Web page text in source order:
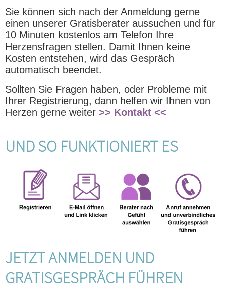
Sie können sich nach der Anmeldung gerne
einen unserer Gratisberater aussuchen und für
10 Minuten kostenlos am Telefon Ihre
Herzensfragen stellen. Damit Ihnen keine
Kosten entstehen, wird das Gespräch
automatisch beendet.
Sollten Sie Fragen haben, oder Probleme mit
Ihrer Registrierung, dann helfen wir Ihnen von
Herzen gerne weiter >> Kontakt <<
UND SO FUNKTIONIERT ES
JETZT ANMELDEN UND
GRATISGESPRÄCH FÜHREN